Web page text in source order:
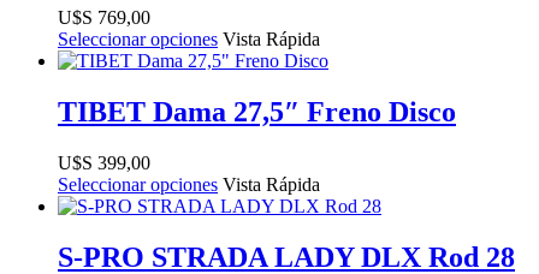
$
769,00
Seleccionar opciones Vista Rápida
TIBET Dama 27,5″ Freno Disco
$
399,00
Seleccionar opciones Vista Rápida
S-PRO STRADA LADY DLX Rod 28